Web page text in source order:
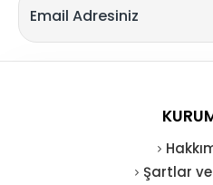
Şartlar